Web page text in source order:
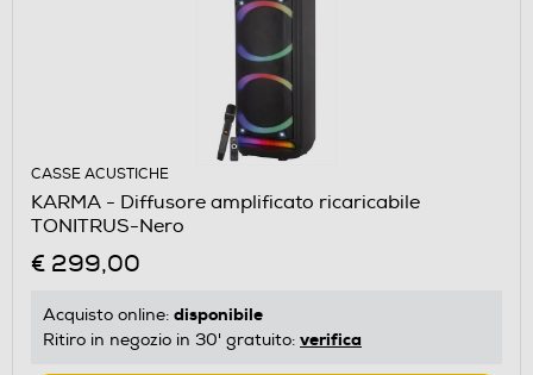
CASSE ACUSTICHE
KARMA - Diffusore amplificato ricaricabile
TONITRUS-Nero
€ 299,00
Acquisto online: disponibile
Ritiro in negozio in 30' gratuito: verifica